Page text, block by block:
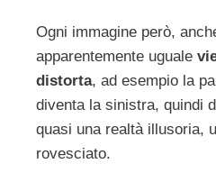
Ogni immagine però,
apparentemente uguale
distorta, ad esempio la
diventa la sinistra, quindi
quasi una realtà illusoria,
rovesciato.